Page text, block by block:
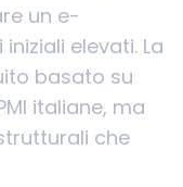
un e-
elevati. La
basato su
italiane, ma
che